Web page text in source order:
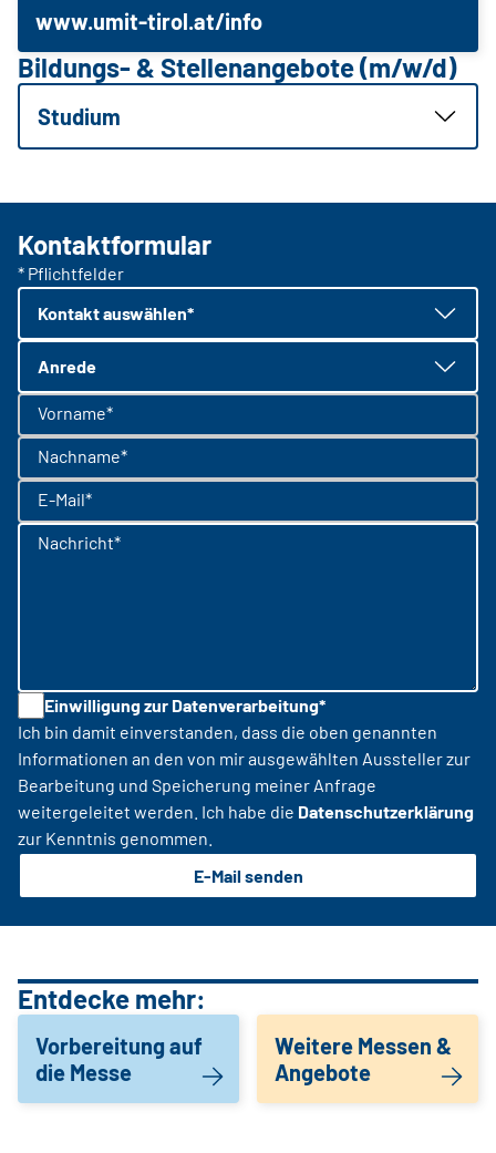
www.umit-tirol.at/info
Bildungs- & Stellenangebote (m/w/d)
Studium
Kontaktformular
* Pflichtfelder
Kontakt auswählen*
Anrede
Vorname*
Nachname*
E-Mail*
Nachricht*
Einwilligung zur Datenverarbeitung*
Ich bin damit einverstanden, dass die oben genannten
Informationen an den von mir ausgewählten Aussteller zur
Bearbeitung und Speicherung meiner Anfrage
weitergeleitet werden. Ich habe die Datenschutzerklärung
zur Kenntnis genommen.
E-Mail senden
Entdecke mehr:
Vorbereitung auf
die Messe
Weitere Messen &
Angebote